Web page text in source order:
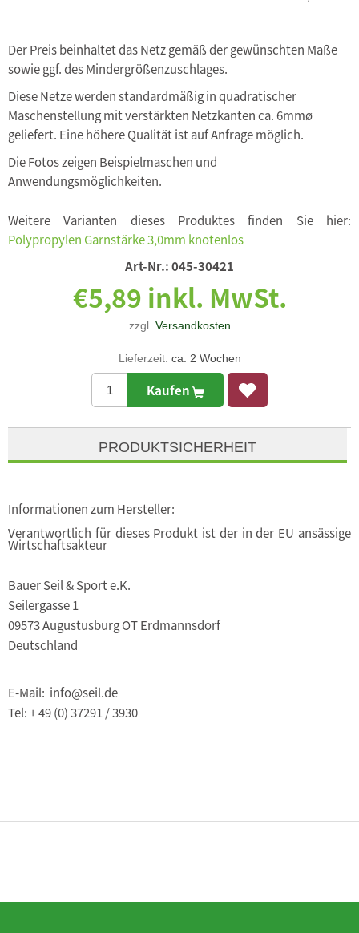
Der Preis beinhaltet das Netz gemäß der gewünschten Maße
sowie ggf. des Mindergrößenzuschlages.
Diese Netze werden standardmäßig in quadratischer
Maschenstellung mit verstärkten Netzkanten ca. 6mmø
geliefert. Eine höhere Qualität ist auf Anfrage möglich.
Die Fotos zeigen Beispielmaschen und
Anwendungsmöglichkeiten.
Weitere Varianten dieses Produktes finden Sie hier:
Polypropylen Garnstärke 3,0mm knotenlos
Art-Nr.:045-30421
€5,89 inkl. MwSt.
zzgl. Versandkosten
Lieferzeit: ca. 2 Wochen
Kaufen
PRODUKTSICHERHEIT
Informationen zum Hersteller:
Verantwortlich für dieses Produkt ist der in der EU ansässige
Wirtschaftsakteur
Bauer Seil & Sport e.K.
Seilergasse 1
09573 Augustusburg OT Erdmannsdorf
Deutschland
E-Mail: info@seil.de
Tel: + 49 (0) 37291 / 3930